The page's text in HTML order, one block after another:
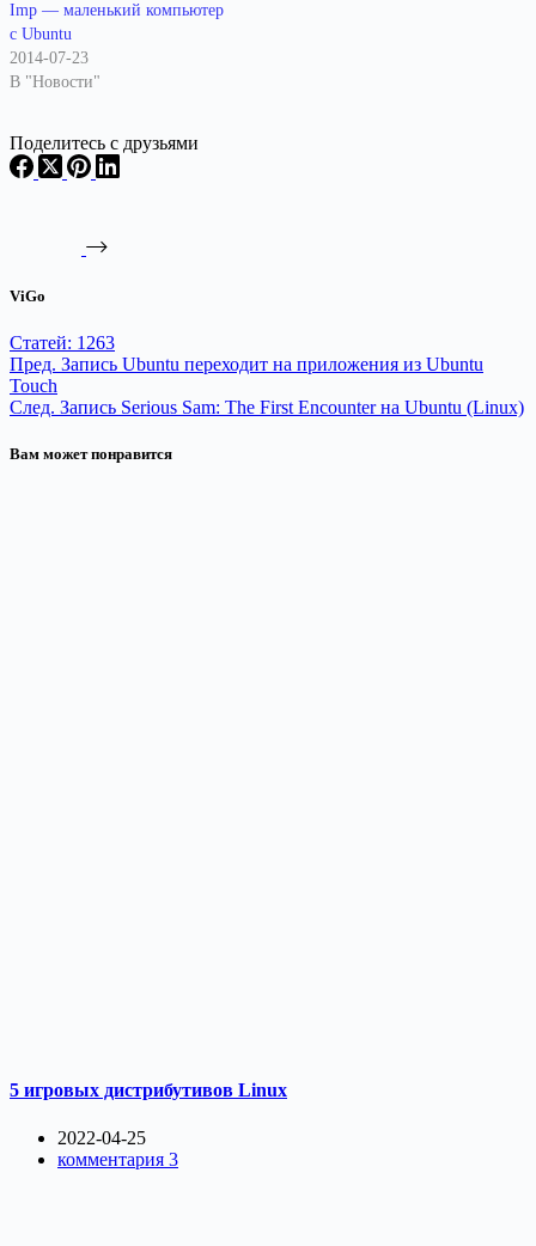
Imp — маленький компьютер
с Ubuntu
2014-07-23
В "Новости"
Поделитесь с друзьями
ViGo
Статей: 1263
Пред. Запись Ubuntu переходит на приложения из Ubuntu
Touch
След. Запись Serious Sam: The First Encounter на Ubuntu (Linux)
Вам может понравится
5 игровых дистрибутивов Linux
2022-04-25
комментария 3